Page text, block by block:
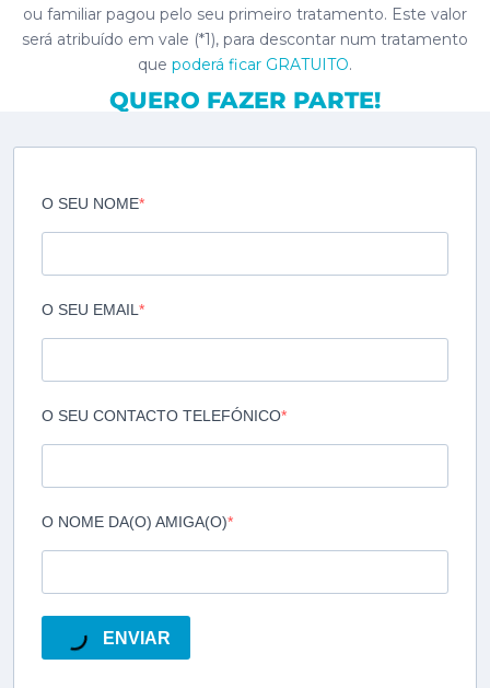
ou familiar pagou pelo seu primeiro tratamento. Este valor
será atribuído em vale (*1), para descontar num tratamento
que poderá ficar GRATUITO.
QUERO FAZER PARTE!
O SEU NOME
O SEU EMAIL
O SEU CONTACTO TELEFÓNICO
O NOME DA(O) AMIGA(O)
ENVIAR